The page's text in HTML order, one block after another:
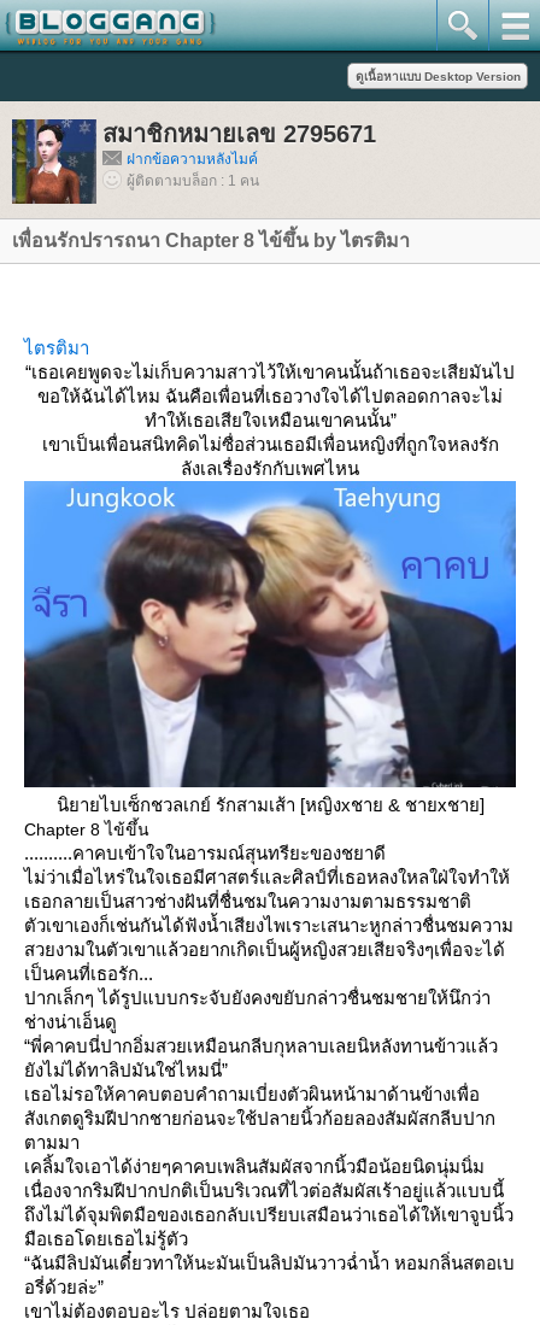
สมาชิกหมายเลข 2795671
ฝากข้อความหลังไมค์
ผู้ติดตามบล็อก : 1 คน
เพื่อนรักปรารถนา Chapter 8 ไข้ขึ้น by ไตรติมา
ไตรติมา
“เธอเคยพูดจะไม่เก็บความสาวไว้ให้เขาคนนั้นถ้าเธอจะเสียมันไป
ขอให้ฉันได้ไหม ฉันคือเพื่อนที่เธอวางใจได้ไปตลอดกาลจะไม่
ทำให้เธอเสียใจเหมือนเขาคนนั้น”
เขาเป็นเพื่อนสนิทคิดไม่ซื่อส่วนเธอมีเพื่อนหญิงที่ถูกใจหลงรัก
ลังเลเรื่องรักกับเพศไหน
นิยายไบเซ็กชวลเกย์ รักสามเส้า [หญิงxชาย & ชายxชาย]
Chapter 8 ไข้ขึ้น
..........คาคบเข้าใจในอารมณ์สุนทรียะของชยาดี
ไม่ว่าเมื่อไหร่ในใจเธอมีศาสตร์และศิลป์ที่เธอหลงใหลใฝ่ใจทำให้
เธอกลายเป็นสาวช่างฝันที่ชื่นชมในความงามตามธรรมชาติ
ตัวเขาเองก็เช่นกันได้ฟังน้ำเสียงไพเราะเสนาะหูกล่าวชื่นชมความ
สวยงามในตัวเขาแล้วอยากเกิดเป็นผู้หญิงสวยเสียจริงๆเพื่อจะได้
เป็นคนที่เธอรัก...
ปากเล็กๆ ได้รูปแบบกระจับยังคงขยับกล่าวชื่นชมชายให้นึกว่า
ช่างน่าเอ็นดู
“พี่คาคบนี่ปากอิ่มสวยเหมือนกลีบกุหลาบเลยนิหลังทานข้าวแล้ว
ังไม่ได้ทาลิปมันใช่ไหมนี่”
เธอไม่รอให้คาคบตอบคำถามเบี่ยงตัวผินหน้ามาด้านข้างเพื่อ
สังเกตดูริมฝีปากชายก่อนจะใช้ปลายนิ้วก้อยลองสัมผัสกลีบปาก
ตามมา
เคลิ้มใจเอาได้ง่ายๆคาคบเพลินสัมผัสจากนิ้วมือน้อยนิดนุ่มนิ่ม
เนื่องจากริมฝีปากปกติเป็นบริเวณที่ไวต่อสัมผัสเร้าอยู่แล้วแบบนี้
ถึงไม่ได้จุมพิตมือของเธอกลับเปรียบเสมือนว่าเธอได้ให้เขาจูบนิ้ว
มือเธอโดยเธอไม่รู้ตัว
“ฉันมีลิปมันเดี๋ยวทาให้นะมันเป็นลิปมันวาวฉ่ำน้ำ หอมกลิ่นสตอเบ
อรี่ด้วยล่ะ”
เขาไม่ต้องตอบอะไร ปล่อยตามใจเธอ